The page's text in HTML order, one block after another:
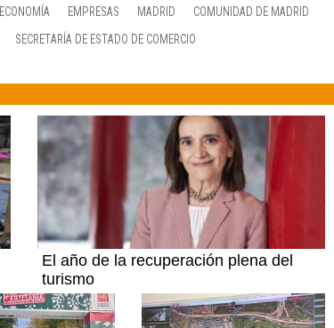
ECONOMÍA EMPRESAS MADRID
COMUNIDAD DE MADRID
SECRETARÍA DE ESTADO DE COMERCIO
El año de la recuperación plena del
turismo